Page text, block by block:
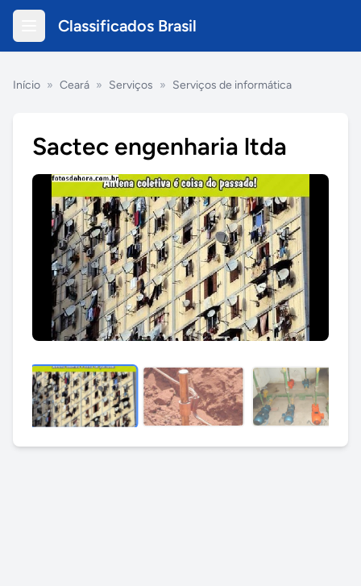
Classificados Brasil
Início » Ceará » Serviços » Serviços de informática
Sactec engenharia ltda